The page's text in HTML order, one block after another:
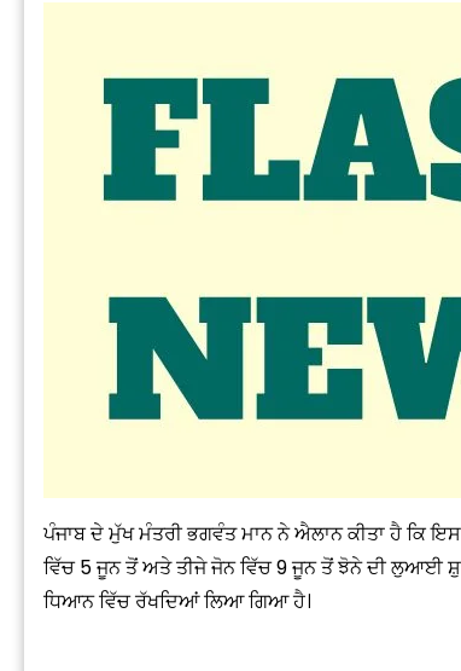
ਪੰਜਾਬ ਦੇ ਮੁੱਖ ਮੰਤਰੀ ਭਗਵੰਤ ਮਾਨ ਨੇ ਐਲਾਨ ਕੀਤਾ ਹੈ ਕਿ
ਵਿੱਚ 5 ਜੂਨ ਤੋਂ ਅਤੇ ਤੀਜੇ ਜੋਨ ਵਿੱਚ 9 ਜੂਨ ਤੋਂ ਝੋਨੇ ਦੀ ਲੁਆਈ
ਧਿਆਨ ਵਿੱਚ ਰੱਖਦਿਆਂ ਲਿਆ ਗਿਆ ਹੈ।